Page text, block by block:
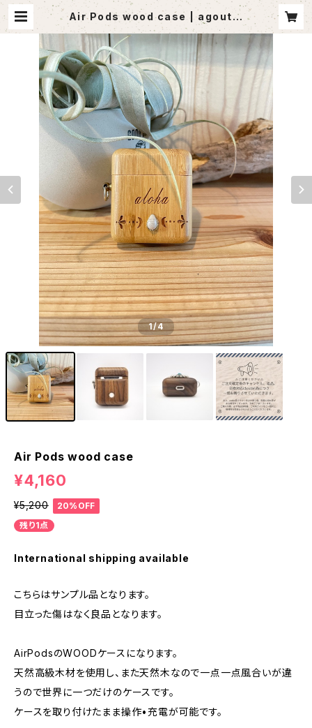
Air Pods wood case | agoutle
t
1/4
Air Pods wood case
¥4,160
¥5,200
20%OFF
残り1点
International shipping available
こちらはサンプル品となります。
目立った傷はなく良品となります。
AirPodsのWOODケースになります。
天然高級木材を使用し、また天然木なので一点一点風合いが違
うので世界に一つだけのケースです。
ケースを取り付けたまま操作•充電が可能です。